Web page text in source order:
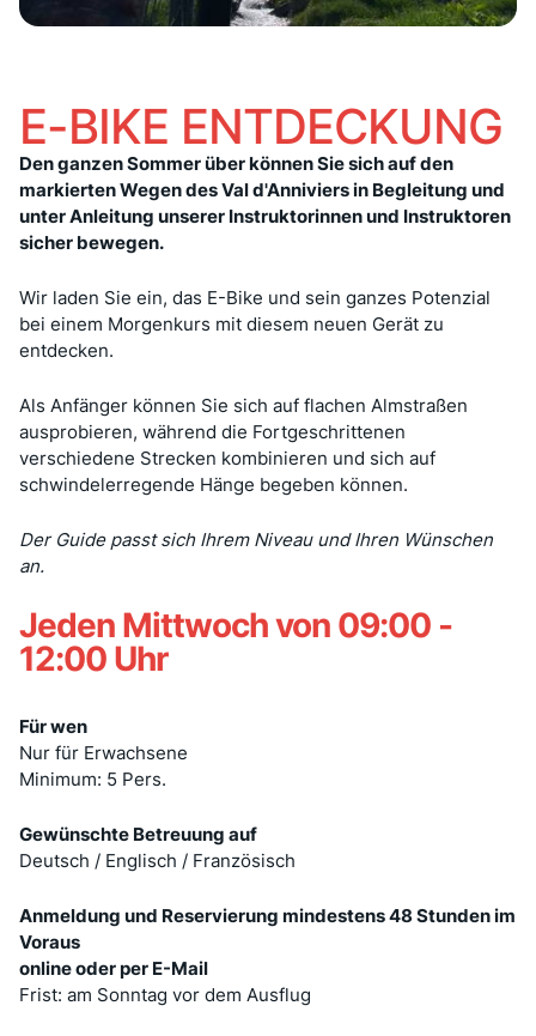
E-BIKE ENTDECKUNG
Den ganzen Sommer über können Sie sich auf den
markierten Wegen des Val d'Anniviers in Begleitung und
unter Anleitung unserer Instruktorinnen und Instruktoren
sicher bewegen.
Wir laden Sie ein, das E-Bike und sein ganzes Potenzial
bei einem Morgenkurs mit diesem neuen Gerät zu
entdecken.
Als Anfänger können Sie sich auf flachen Almstraßen
ausprobieren, während die Fortgeschrittenen
verschiedene Strecken kombinieren und sich auf
schwindelerregende Hänge begeben können.
Der Guide passt sich Ihrem Niveau und Ihren Wünschen
an.
Jeden Mittwoch von 09:00 -
12:00 Uhr
Für wen
Nur für Erwachsene
Minimum: 5 Pers.
Gewünschte Betreuung auf
Deutsch / Englisch / Französisch
Anmeldung und Reservierung mindestens 48 Stunden im
Voraus
online oder per E-Mail
Frist: am Sonntag vor dem Ausflug